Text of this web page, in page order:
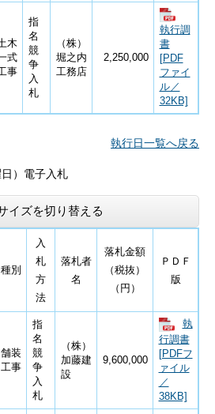
木
式
事
指
名
競
争
入
札
（株）
堀之内
工務店
2,250,000
執行調
書
[PDF
ファイ
ル／
32KB]
執行日一覧へ戻る
日）電子入札
イズを切り替える
種別
入
札
方
法
落札者
名
落札金額
（税抜）
（円）
ＰＤＦ
版
舗装
工事
指
名
競
争
入
札
（株）
加藤建
設
9,600,000
執
行調書
[PDFフ
ァイル
／
38KB]